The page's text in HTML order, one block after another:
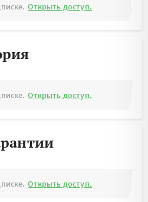
Открыть доступ.
Открыть доступ.
Открыть доступ.